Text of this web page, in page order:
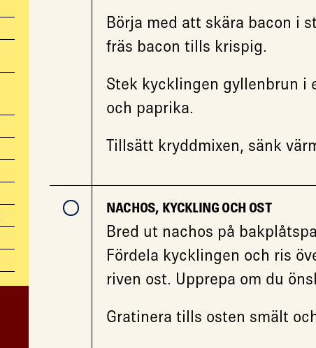
Börja med att skära bacon i
fräs bacon tills krispig.
Stek kycklingen gyllenbrun i
och paprika.
Tillsätt kryddmixen, sänk
NACHOS, KYCKLING OCH OST
Bred ut nachos på
Fördela kycklingen och ris
riven ost. Upprepa om du
Gratinera tills osten smält